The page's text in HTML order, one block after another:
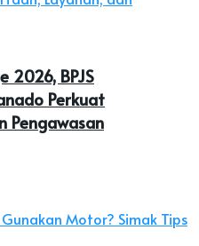
2026, BPJS
Perkuat
Pengawasan